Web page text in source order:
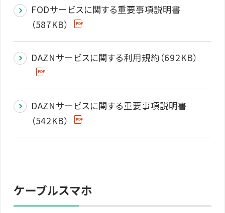
FODサービスに関する重要事項説明書
（587KB）
DAZNサービスに関する利用規約（692KB）
DAZNサービスに関する重要事項説明書
（542KB）
ケーブルスマホ